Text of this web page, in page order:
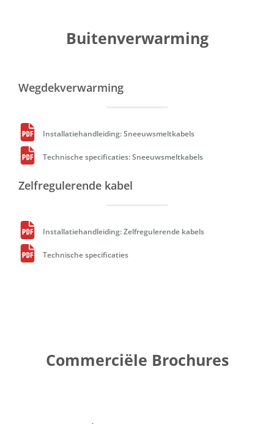
Buitenverwarming
Wegdekverwarming
Installatiehandleiding: Sneeuwsmeltkabels
Technische specificaties: Sneeuwsmeltkabels
Zelfregulerende kabel
Installatiehandleiding: Zelfregulerende kabels
Technische specificaties
Commerciële Brochures